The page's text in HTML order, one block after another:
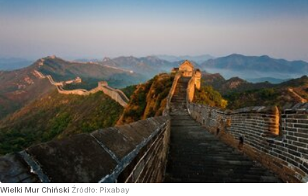
Wielki Mur Chiński Źródło: Pixabay